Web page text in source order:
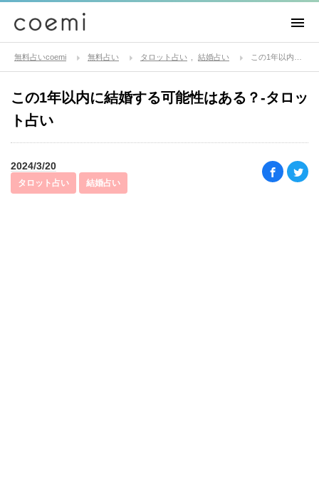
無料占いcoemi 無料占い タロット占い 結婚占い
この1年以内に結婚する可能性はある？-タロッ
ト占い
2024/3/20
タロット占い 結婚占い